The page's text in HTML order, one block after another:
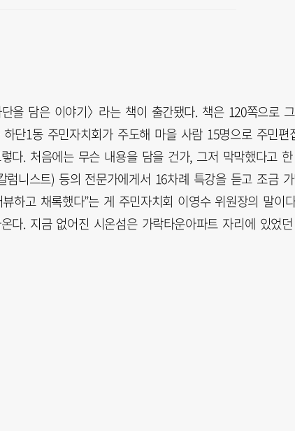
을 담은 이야기〉라는 책이 출간됐다. 책은 120쪽으로
단1동 주민자치회가 주도해 마을 사람 15명으로 주민편
다. 처음에는 무슨 내용을 담을 건가, 그저 막막했다고 한
니스트) 등의 전문가에게서 16차례 특강을 듣고 조금
하고 채록했다”는 게 주민자치회 이영수 위원장의 말이
다. 지금 없어진 시온섬은 가락타운아파트 자리에 있었던